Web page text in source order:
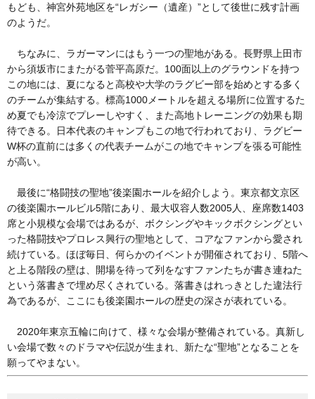
もども、神宮外苑地区を“レガシー（遺産）”として後世に残す計画
のようだ。
ちなみに、ラガーマンにはもう一つの聖地がある。長野県上田市
から須坂市にまたがる菅平高原だ。100面以上のグラウンドを持つ
この地には、夏になると高校や大学のラグビー部を始めとする多く
のチームが集結する。標高1000メートルを超える場所に位置するた
め夏でも冷涼でプレーしやすく、また高地トレーニングの効果も期
待できる。日本代表のキャンプもこの地で行われており、ラグビー
W杯の直前には多くの代表チームがこの地でキャンプを張る可能性
が高い。
最後に“格闘技の聖地”後楽園ホールを紹介しよう。東京都文京区
の後楽園ホールビル5階にあり、最大収容人数2005人、座席数1403
席と小規模な会場ではあるが、ボクシングやキックボクシングとい
った格闘技やプロレス興行の聖地として、コアなファンから愛され
続けている。ほぼ毎日、何らかのイベントが開催されており、5階へ
と上る階段の壁は、開場を待って列をなすファンたちが書き連ねた
という落書きで埋め尽くされている。落書きはれっきとした違法行
為であるが、ここにも後楽園ホールの歴史の深さが表れている。
2020年東京五輪に向けて、様々な会場が整備されている。真新し
い会場で数々のドラマや伝説が生まれ、新たな“聖地”となることを
願ってやまない。